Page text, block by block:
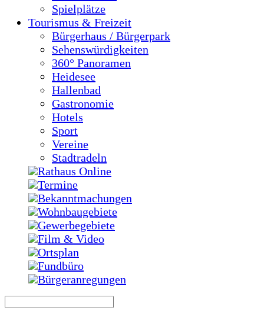
Spielplätze
Tourismus & Freizeit
Bürgerhaus / Bürgerpark
Sehenswürdigkeiten
360° Panoramen
Heidesee
Hallenbad
Gastronomie
Hotels
Sport
Vereine
Stadtradeln
Rathaus Online
Termine
Bekanntmachungen
Wohnbaugebiete
Gewerbegebiete
Film & Video
Ortsplan
Fundbüro
Bürgeranregungen